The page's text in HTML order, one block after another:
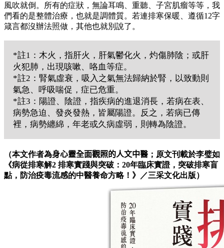
風吹就倒。所有的症狀，無論耳鳴、重聽、子宮肌瘤等等，我
們看的是整體治療，也就是調體質。若連排寒保暖、遵循12字
箴言都沒辦法照做，其他也就別說了。
*註1：木火，指肝火，肝氣鬱化火，灼傷肺陰；或肝
火犯肺，出現咳嗽、咯血等症。
*註2：腎氣虛衰，吸入之氣無法歸納於腎，以致動則
氣急、呼吸喘促，症已危重。
*註3：陽證、陰證，指疾病的進退消長，若病在表、
病勢急迫、發炎發熱，皆屬陽證。反之，若病已傳
裡，病勢纏綿，年老或久病虛弱，則轉為陰證。
（本文作者為身心靈全面觀照的人文中醫 ；原文刊載於李璧如
《病從排寒解2 排寒實踐與突破：20年臨床實證，突破排寒盲
點，防治疫毒流感的中醫養命方略！》／三采文化出版）